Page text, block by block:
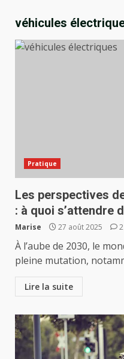
véhicules
Pratique
Les perspectives
: à quoi s’attendre
Marise 27 août 2025 2
À l’aube de 2030, le
pleine mutation,
Lire la suite